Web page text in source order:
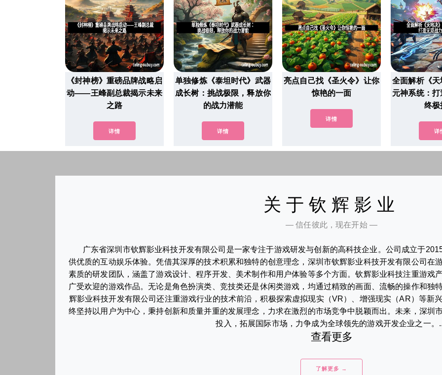
《封神榜》重磅品牌战略启
动——王峰副总裁揭示未来
之路
详情
单独修炼《泰坦时代》武器
成长树：挑战极限，释放你
的战力潜能
详情
亮点自己找《圣火令》让你
惊艳的一面
详情
全面解析《
元神系统：
终极
详
关于钦辉影业
— 信任彼此，现在开始 —
广东省深圳市钦辉影业科技开发有限公司是一家专注于游戏研发与创新的高科技企业。公司成立于
供优质的互动娱乐体验。凭借其深厚的技术积累和独特的创意理念，深圳市钦辉影业科技开发有限公司在
素质的研发团队，涵盖了游戏设计、程序开发、美术制作和用户体验等多个方面。钦辉影业科技注重游戏
广受欢迎的游戏作品。无论是角色扮演类、竞技类还是休闲类游戏，均通过精致的画面、流畅的操作和独
辉影业科技开发有限公司还注重游戏行业的技术前沿，积极探索虚拟现实（VR）、增强现实（AR）等新
终坚持以用户为中心，秉持创新和质量并重的发展理念，力求在激烈的市场竞争中脱颖而出。未来，深圳
投入，拓展国际市场，力争成为全球领先的游戏开发企业之一。
查看更多
了解更多 →